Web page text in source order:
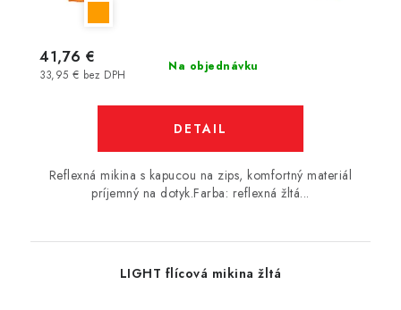
Na objednávku
33,95 € bez DPH
41,76 €
DETAIL
Reflexná mikina s kapucou na zips, komfortný materiál
príjemný na dotyk.Farba: reflexná žltá...
LIGHT flícová mikina žltá